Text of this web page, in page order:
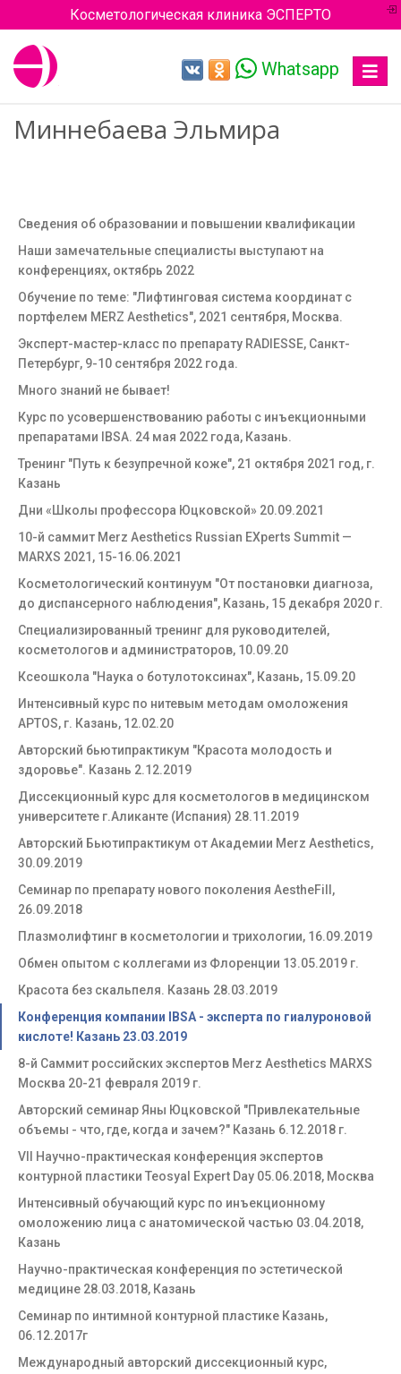
Косметологическая клиника ЭСПЕРТО
Toggle
Whatsapp
Миннебаева Эльмира
Сведения об образовании и повышении квалификации
Наши замечательные специалисты выступают на
конференциях, октябрь 2022
Обучение по теме: "Лифтинговая система координат с
портфелем MERZ Aesthetics", 2021 сентября, Москва.
Эксперт-мастер-класс по препарату RADIESSE, Санкт-
Петербург, 9-10 сентября 2022 года.
Много знаний не бывает!
Курс по усовершенствованию работы с инъекционными
препаратами IBSA. 24 мая 2022 года, Казань.
Тренинг "Путь к безупречной коже", 21 октября 2021 год, г.
Казань
Дни «Школы профессора Юцковской» 20.09.2021
10-й саммит Merz Aesthetics Russian EXperts Summit —
MARXS 2021, 15-16.06.2021
Косметологический континуум "От постановки диагноза,
до диспансерного наблюдения", Казань, 15 декабря 2020 г.
Специализированный тренинг для руководителей,
косметологов и администраторов, 10.09.20
Ксеошкола "Наука о ботулотоксинах", Казань, 15.09.20
Интенсивный курс по нитевым методам омоложения
APTOS, г. Казань, 12.02.20
Авторский бьютипрактикум "Красота молодость и
здоровье". Казань 2.12.2019
Диссекционный курс для косметологов в медицинском
университете г.Аликанте (Испания) 28.11.2019
Авторский Бьютипрактикум от Академии Merz Aesthetics,
30.09.2019
Семинар по препарату нового поколения AestheFill,
26.09.2018
Плазмолифтинг в косметологии и трихологии, 16.09.2019
Обмен опытом с коллегами из Флоренции 13.05.2019 г.
Красота без скальпеля. Казань 28.03.2019
Конференция компании IBSA - эксперта по гиалуроновой
кислоте! Казань 23.03.2019
8-й Саммит российских экспертов Merz Aesthetics MARXS
Москва 20-21 февраля 2019 г.
Авторский семинар Яны Юцковской "Привлекательные
объемы - что, где, когда и зачем?" Казань 6.12.2018 г.
VII Научно-практическая конференция экспертов
контурной пластики Teosyal Expert Day 05.06.2018, Москва
Интенсивный обучающий курс по инъекционному
омоложению лица с анатомической частью 03.04.2018,
Казань
Научно-практическая конференция по эстетической
медицине 28.03.2018, Казань
Семинар по интимной контурной пластике Казань,
06.12.2017г
Международный авторский диссекционный курс,